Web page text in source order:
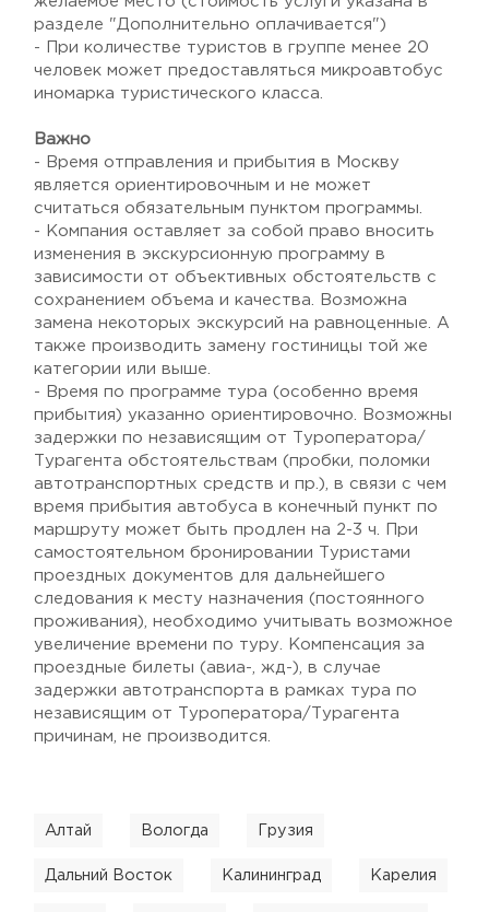
разделе "Дополнительно оплачивается")
- При количестве туристов в группе менее 20
человек может предоставляться микроавтобус
иномарка туристического класса.
Важно
- Время отправления и прибытия в Москву
является ориентировочным и не может
считаться обязательным пунктом программы.
- Компания оставляет за собой право вносить
изменения в экскурсионную программу в
зависимости от объективных обстоятельств с
сохранением объема и качества. Возможна
замена некоторых экскурсий на равноценные. А
также производить замену гостиницы той же
категории или выше.
- Время по программе тура (особенно время
прибытия) указанно ориентировочно. Возможны
задержки по независящим от Туроператора/
Турагента обстоятельствам (пробки, поломки
автотранспортных средств и пр.), в связи с чем
время прибытия автобуса в конечный пункт по
маршруту может быть продлен на 2-3 ч. При
самостоятельном бронировании Туристами
проездных документов для дальнейшего
следования к месту назначения (постоянного
проживания), необходимо учитывать возможное
увеличение времени по туру. Компенсация за
проездные билеты (авиа-, жд-), в случае
задержки автотранспорта в рамках тура по
независящим от Туроператора/Турагента
причинам, не производится.
Алтай Вологда Грузия
Дальний Восток Калининград Карелия